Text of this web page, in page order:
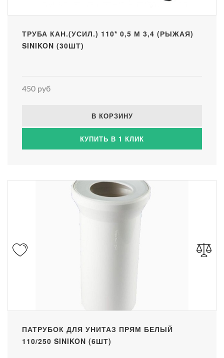
ТРУБА КАН.(УСИЛ.) 110* 0,5 М 3,4 (РЫЖАЯ)
SINIKON (30ШТ)
450 руб
В КОРЗИНУ
КУПИТЬ В 1 КЛИК
ПАТРУБОК ДЛЯ УНИТАЗ ПРЯМ БЕЛЫЙ
110/250 SINIKON (6ШТ)